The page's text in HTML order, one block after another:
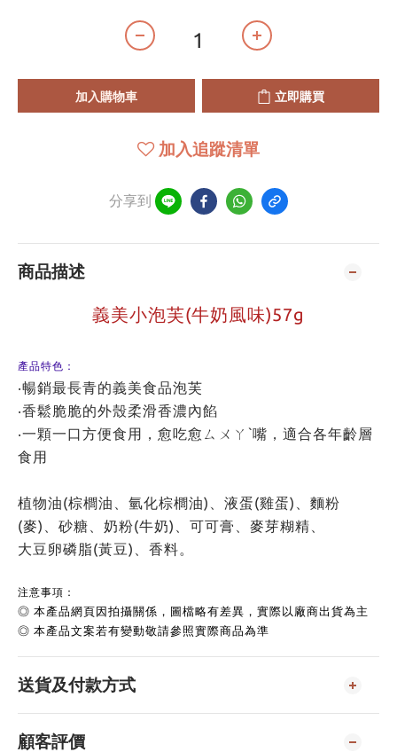
加入購物車 立即購買
加入追蹤清單
分享到
商品描述
義美小泡芙(牛奶風味)57g
產品特色：
‧暢銷最長青的義美食品泡芙
‧香鬆脆脆的外殼柔滑香濃內餡
‧一顆一口方便食用，愈吃愈ㄙㄨㄚˋ嘴，適合各年齡層
食用
植物油(棕櫚油、氫化棕櫚油)、液蛋(雞蛋)、麵粉
(麥)、砂糖、奶粉(牛奶)、可可膏、麥芽糊精、
大豆卵磷脂(黃豆)、香料。
注意事項：
◎ 本產品網頁因拍攝關係，圖檔略有差異，實際以廠商出貨為主
◎ 本產品文案若有變動敬請參照實際商品為準
送貨及付款方式
顧客評價